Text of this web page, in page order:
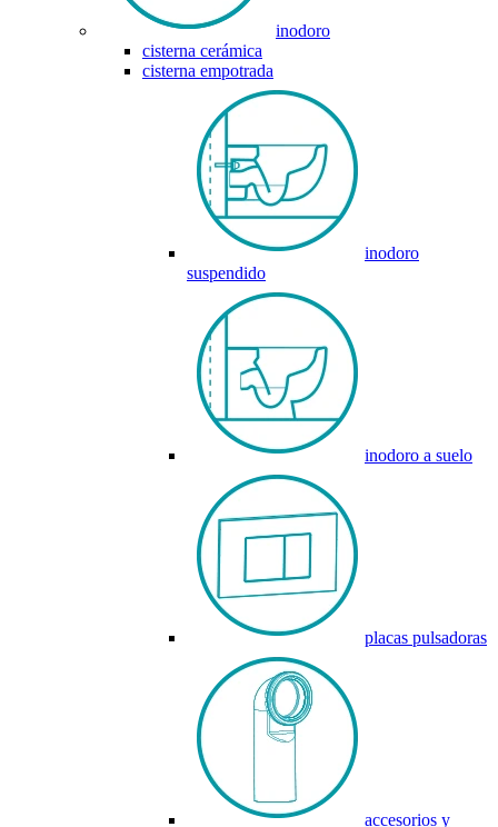
inodoro
cisterna cerámica
cisterna empotrada
inodoro
suspendido
inodoro a suelo
placas pulsadoras
accesorios y